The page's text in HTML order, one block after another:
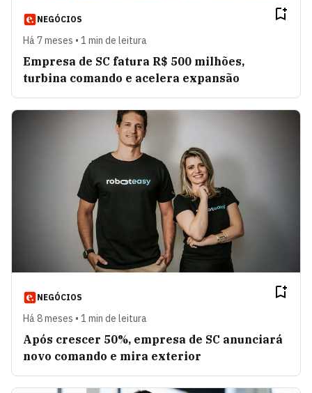
NEGÓCIOS
Há 7 meses • 1 min de leitura
Empresa de SC fatura R$ 500 milhões,
turbina comando e acelera expansão
NEGÓCIOS
Há 8 meses • 1 min de leitura
Após crescer 50%, empresa de SC anunciará
novo comando e mira exterior